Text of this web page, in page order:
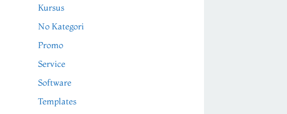
Kursus
No Kategori
Promo
Service
Software
Templates